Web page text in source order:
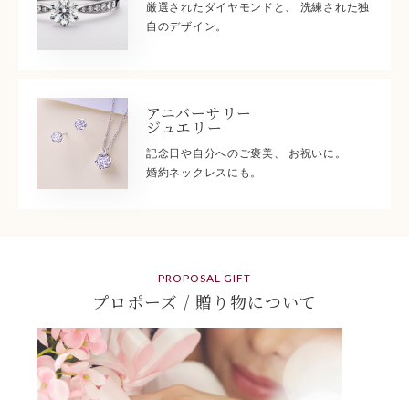
厳選されたダイヤモンドと、 洗練された独
自のデザイン。
アニバーサリー
ジュエリー
記念日や自分へのご褒美、 お祝いに。
婚約ネックレスにも。
PROPOSAL GIFT
プロポーズ / 贈り物について